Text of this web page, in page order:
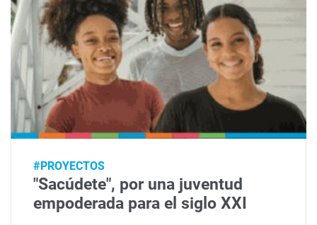
#PROYECTOS
"Sacúdete", por una juventud
empoderada para el siglo XXI